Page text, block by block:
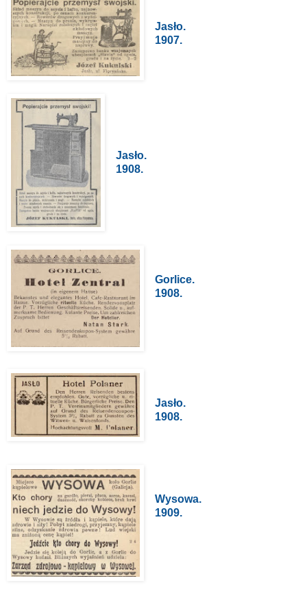
Jasło.
1907.
Jasło.
1908.
Gorlice.
1908.
Jasło.
1908.
Wysowa.
1909.